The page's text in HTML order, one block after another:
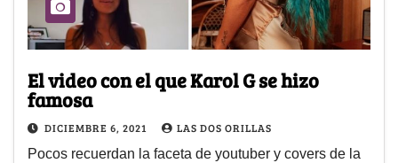
El video con el que Karol G se hizo
famosa
DICIEMBRE 6, 2021 LAS DOS ORILLAS
Pocos recuerdan la faceta de youtuber y covers de la